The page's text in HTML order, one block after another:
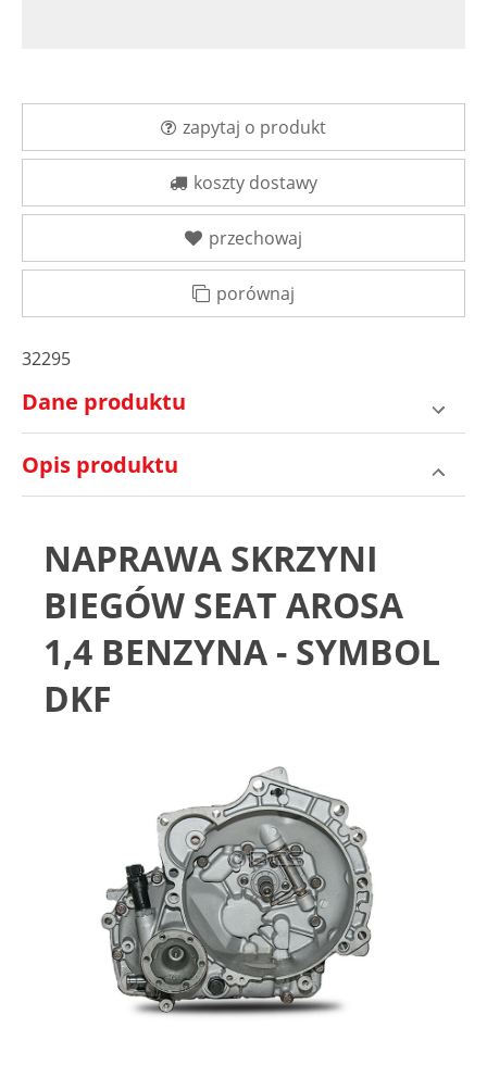
zapytaj o produkt
koszty dostawy
przechowaj
porównaj
32295
Dane produktu
Opis produktu
NAPRAWA SKRZYNI
BIEGÓW SEAT AROSA
1,4 BENZYNA - SYMBOL
DKF